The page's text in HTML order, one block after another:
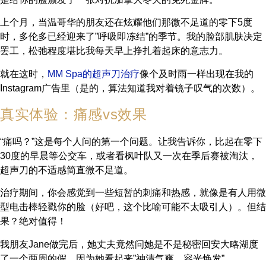
上个月，当温哥华的朋友还在炫耀他们那微不足道的零下5度
时，多伦多已经迎来了”呼吸即冻结”的季节。我的脸部肌肤决定
罢工，松弛程度堪比我每天早上挣扎着起床的意志力。
就在这时， MM Spa的超声刀治疗像个及时雨一样出现在我的
Instagram广告里（是的，算法知道我对着镜子叹气的次数）。
真实体验：痛感vs效果
“痛吗？”这是每个人问的第一个问题。让我告诉你，比起在零下
30度的早晨等公交车，或者看枫叶队又一次在季后赛被淘汰，
超声刀的不适感简直微不足道。
治疗期间，你会感觉到一些短暂的刺痛和热感，就像是有人用微
型电击棒轻戳你的脸（好吧，这个比喻可能不太吸引人）。但结
果？绝对值得！
我朋友Jane做完后，她丈夫竟然问她是不是秘密回安大略湖度